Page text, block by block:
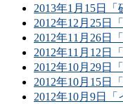
2013年1月15日
2012年12月25日
2012年11月26日
2012年11月12日
2012年10月29日
2012年10月15日
2012年10月9日